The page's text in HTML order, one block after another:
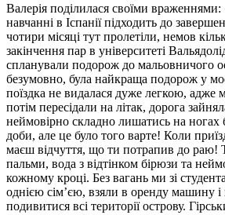
Валерія поділилася своїми
навчанні в Іспанії підходить до
чотири місяці тут пролетіли, немов
закінчення пар в університеті
спланували подорож до мальовничого
безумовно, була найкраща подорож у
поїздка не видалася дуже легкою, адже
потім пересідали на літак, дорога
неймовірно складно лишатись на ногах
доби, але це було того варте! Коли
маєш відчуття, що ти потрапив до раю!
пальми, вода з відтінком бірюзи та
кожному кроці. Без вагань ми зі
однією сім’єю, взяли в оренду машину
подивитися всі території острову.